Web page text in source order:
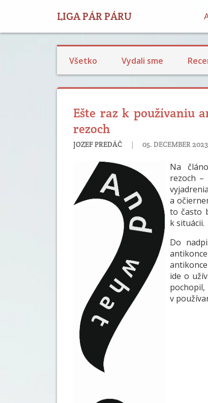
LIGA PÁR PÁRU
Všetko Vydali sme
Ešte raz k používaniu
rezoch
JOZEF PREDÁČ |05. DECEMBER 2023
Na
rezoch –
a
to často
k situácii.
Do
ide o
v